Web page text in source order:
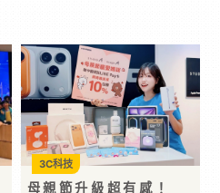
母親節升級超有感！
3C科技